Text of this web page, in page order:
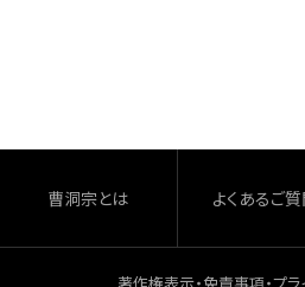
o
o
k
曹洞宗とは よくあるご
著作権表示・免責事項・プ